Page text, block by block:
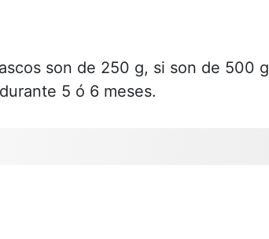
son de 250 g, si son de 500 g
5 ó 6 meses.